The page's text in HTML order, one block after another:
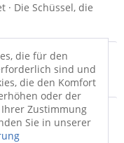
· Die Schüssel, die
die für den
sind und
die den Komfort
oder der
Zustimmung
Sie in unserer